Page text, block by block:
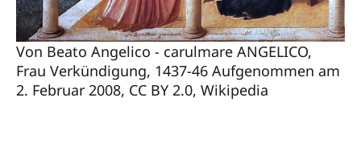
Von Beato Angelico - carulmare ANGELICO,
Frau Verkündigung, 1437-46 Aufgenommen am
2. Februar 2008, CC BY 2.0, Wikipedia